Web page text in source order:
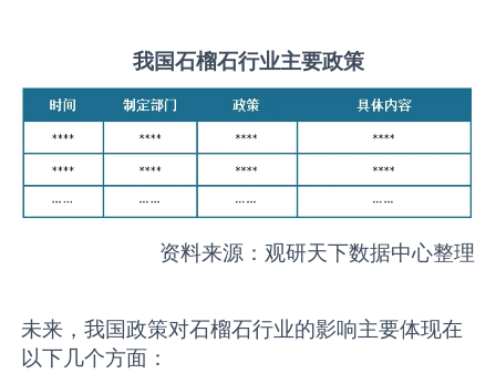
我国石榴石行业主要政策
资料来源：观研天下数据中心整理
未来，我国政策对石榴石行业的影响主要体现在
以下几个方面：